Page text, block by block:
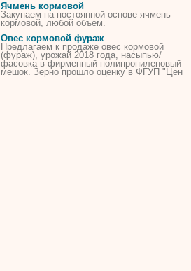
Ячмень кормовой
Закупаем на постоянной основе ячмень
кормовой, любой объем.
Овес кормовой фураж
Предлагаем к продаже овес кормовой
(фураж), урожай 2018 года, насыпью/
фасовка в фирменный полипропиленовый
мешок. Зерно прошло оценку в ФГУП "Цен